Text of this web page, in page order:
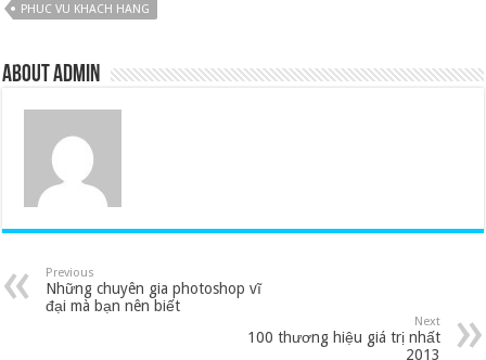
PHUC VU KHACH HANG
About admin
Previous
Những chuyên gia photoshop vĩ
đại mà bạn nên biết
Next
100 thương hiệu giá trị nhất
2013